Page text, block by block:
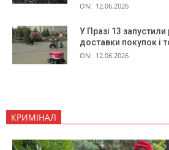
ON: 12.06.2026
У Празі 13
доставки покупок і
ON: 12.06.2026
КРИМІНАЛ